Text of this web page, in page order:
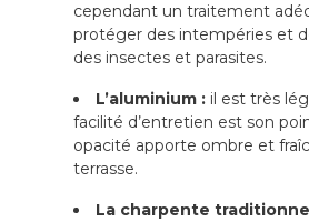
cependant un traitement
protéger des intempéries et
des insectes et parasites.
L’aluminium : il est très
facilité d’entretien est son
opacité apporte ombre et
terrasse.
La charpente